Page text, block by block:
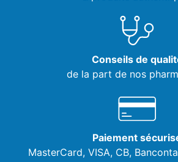
Conseils de
de la part de nos
Paiement
MasterCard, VISA, CB,